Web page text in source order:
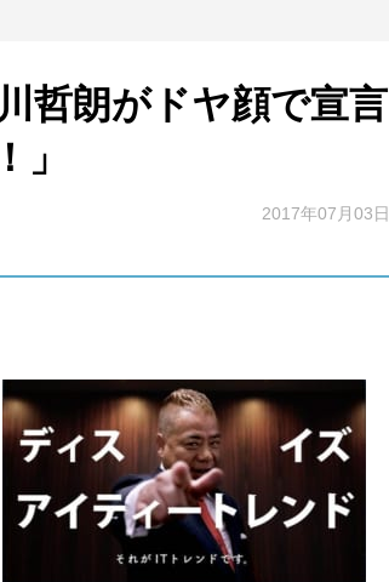
哲朗がドヤ顔で宣言
」
2017年07月03日